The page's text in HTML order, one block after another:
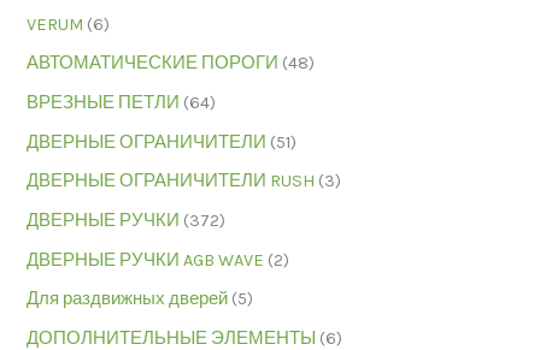
VERUM (6)
АВТОМАТИЧЕСКИЕ ПОРОГИ (48)
ВРЕЗНЫЕ ПЕТЛИ (64)
ДВЕРНЫЕ ОГРАНИЧИТЕЛИ (51)
ДВЕРНЫЕ ОГРАНИЧИТЕЛИ RUSH (3)
ДВЕРНЫЕ РУЧКИ (372)
ДВЕРНЫЕ РУЧКИ AGB WAVE (2)
Для раздвижных дверей (5)
ДОПОЛНИТЕЛЬНЫЕ ЭЛЕМЕНТЫ (6)